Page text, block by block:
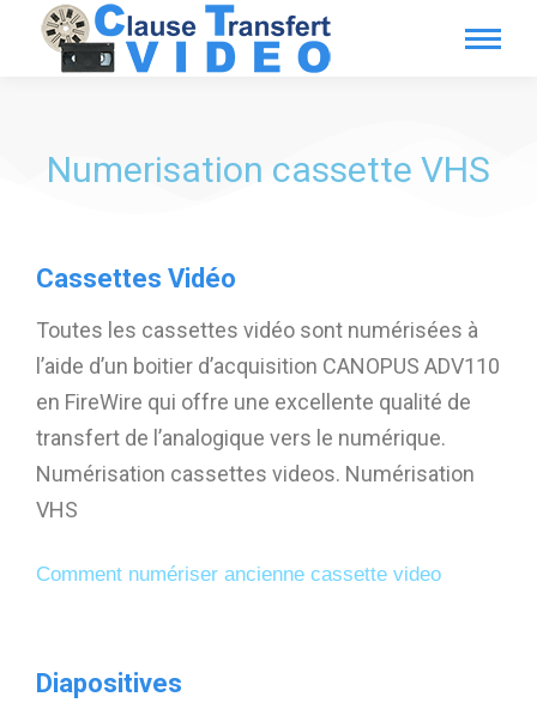
Numerisation cassette VHS
Cassettes Vidéo
Toutes les cassettes vidéo sont numérisées à
l’aide d’un boitier d’acquisition CANOPUS ADV110
en FireWire qui offre une excellente qualité de
transfert de l’analogique vers le numérique.
Numérisation cassettes videos. Numérisation
VHS
Comment numériser ancienne cassette video
Diapositives